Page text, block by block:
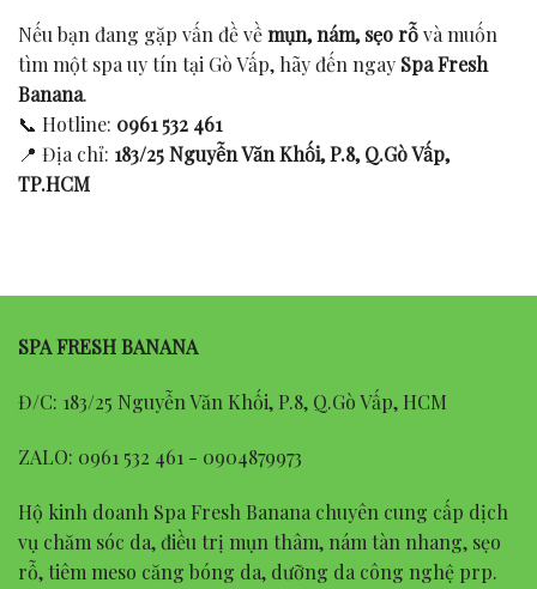
Nếu bạn đang gặp vấn đề vềmụn, nám, sẹo rỗvà muốn
tìm một spa uy tín tại Gò Vấp, hãy đến ngay Spa Fresh
Banana.
📞 Hotline: 0961 532 461
📍 Địa chỉ: 183/25 Nguyễn Văn Khối, P.8, Q.Gò Vấp,
TP.HCM
SPA FRESH BANANA
Đ/C: 183/25 Nguyễn Văn Khối, P.8, Q.Gò Vấp, HCM
ZALO: 0961 532 461 - 0904879973
Hộ kinh doanh Spa Fresh Banana chuyên cung cấp dịch
vụ chăm sóc da, điều trị mụn thâm, nám tàn nhang, sẹo
rỗ, tiêm meso căng bóng da, dưỡng da công nghệ prp.